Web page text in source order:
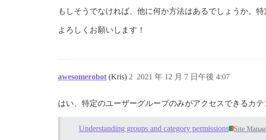
もしそうでなければ、他に何か方法はあるでしょうか。
よろしくお願いします！
awesomerobot (Kris) 2021 年 12 月 7 日午後 4:07
2
はい、特定のユーザーグループのみがアクセスできるカ
Understanding groups and category permissions Site